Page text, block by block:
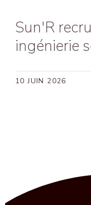
Sun'R
ingénierie
10 JUIN 2026